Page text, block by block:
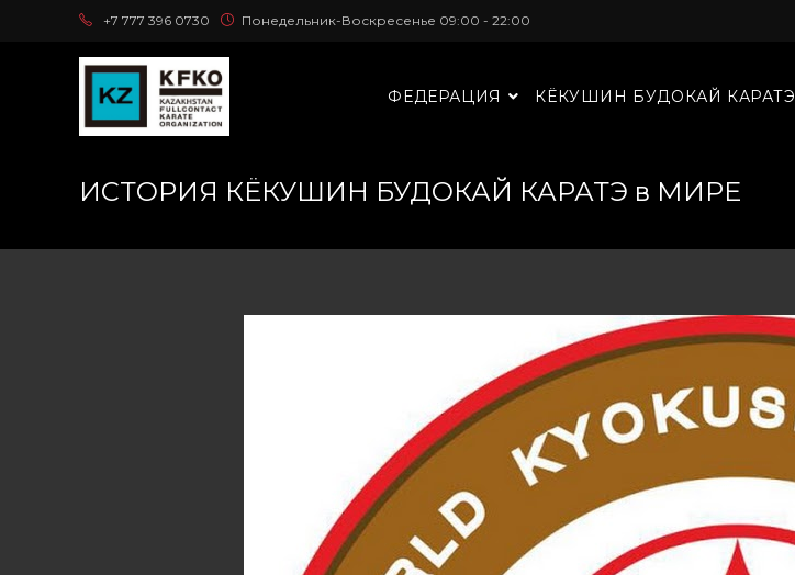
+7 777 396 0730 Понедельник-Воскресенье 09:00 - 22:00
ФЕДЕРАЦИЯ КЁКУШИН БУДОКАЙ КАРАТЭ
ИСТОРИЯ КЁКУШИН БУДОКАЙ КАРАТЭ в МИРЕ